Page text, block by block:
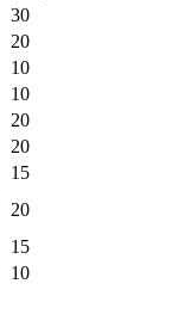
30
20
10
10
20
20
15
20
15
10